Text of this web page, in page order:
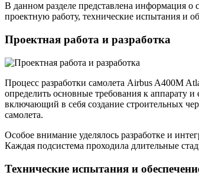
В данном разделе представлена информация
проектную работу, технические испытания и
Проектная работа и разработка
Процесс разработки самолета Airbus A400M
определить основные требования к аппарату
включающий в себя создание строительных
самолета.
Особое внимание уделялось разработке и
Каждая подсистема проходила длительные
Технические испытания и